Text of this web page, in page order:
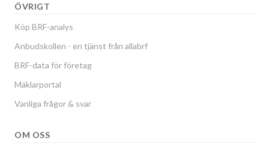
ÖVRIGT
Köp BRF-analys
Anbudskollen - en tjänst från allabrf
BRF-data för företag
Mäklarportal
Vanliga frågor & svar
OM OSS